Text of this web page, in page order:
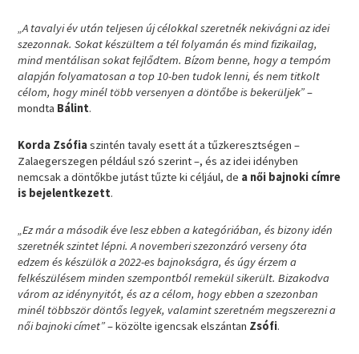
„A tavalyi év után teljesen új célokkal szeretnék nekivágni az idei
szezonnak. Sokat készültem a tél folyamán és mind fizikailag,
mind mentálisan sokat fejlődtem. Bízom benne, hogy a tempóm
alapján folyamatosan a top 10-ben tudok lenni, és nem titkolt
célom, hogy minél több versenyen a döntőbe is bekerüljek”–
mondta Bálint.
Korda Zsófiaszintén tavaly esett át a tűzkeresztségen –
Zalaegerszegen például szó szerint –, és az idei idényben
nemcsak a döntőkbe jutást tűzte ki céljául, de a női bajnoki címre
is bejelentkezett.
„Ez már a második éve lesz ebben a kategóriában, és bizony idén
szeretnék szintet lépni. A novemberi szezonzáró verseny óta
edzem és készülök a 2022-es bajnokságra, és úgy érzem a
felkészülésem minden szempontból remekül sikerült. Bizakodva
várom az idénynyitót, és az a célom, hogy ebben a szezonban
minél többször döntős legyek, valamint szeretném megszerezni a
női bajnoki címet”– közölte igencsak elszántan Zsófi.